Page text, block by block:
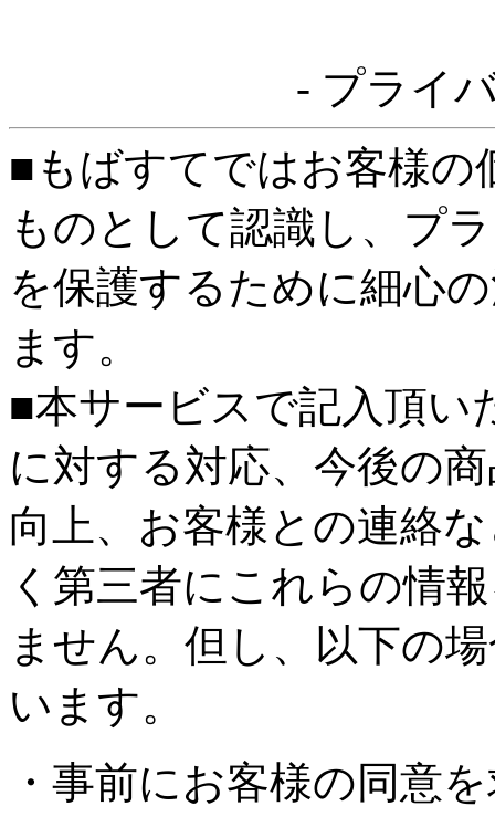
- プライ
■もばすてではお客様の
ものとして認識し、プ
を保護するために細心
ます。
■本サービスで記入頂い
に対する対応、今後の
向上、お客様との連絡
く第三者にこれらの情
ません。但し、以下の
います。
・事前にお客様の同意